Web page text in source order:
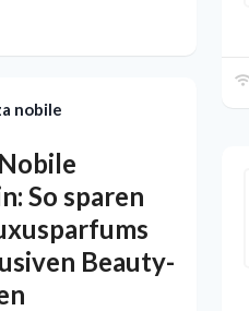
nobile
So sparen
Beauty-